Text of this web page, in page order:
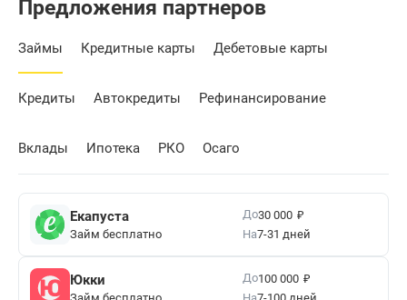
Предложения партнеров
Займы Кредитные карты Дебетовые карты
Кредиты Автокредиты Рефинансирование
Вклады Ипотека РКО Осаго
Екапуста
Займ бесплатно
До30 000 ₽
На7-31 дней
Юкки
Займ бесплатно
До100 000 ₽